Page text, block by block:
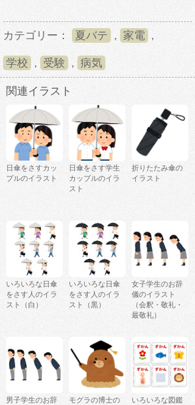
カテゴリー： 夏バテ , 家電 ,
学校 , 受験 , 病気
関連イラスト
日傘をさすカッ
プルのイラスト
日傘をさす学生
カップルのイラ
スト
折りたたみ傘の
イラスト
いろいろな日傘
をさす人のイラ
スト（白）
いろいろな日傘
をさす人のイラ
スト（黒）
女子学生のお辞
儀のイラスト
（会釈・敬礼・
最敬礼）
男子学生のお辞
モグラの博士の
いろいろな図鑑